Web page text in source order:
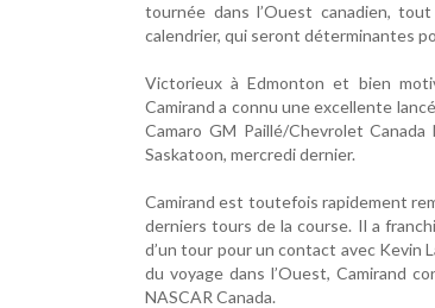
tournée dans l’Ouest canadien,
calendrier, qui seront déterminantes
Victorieux à Edmonton et bien
Camirand a connu une excellente
Camaro GM Paillé/Chevrolet
Saskatoon, mercredi dernier.
Camirand est toutefois rapidement
derniers tours de la course. Il a
d’un tour pour un contact avec Kevin
du voyage dans l’Ouest, Camirand
NASCAR Canada.